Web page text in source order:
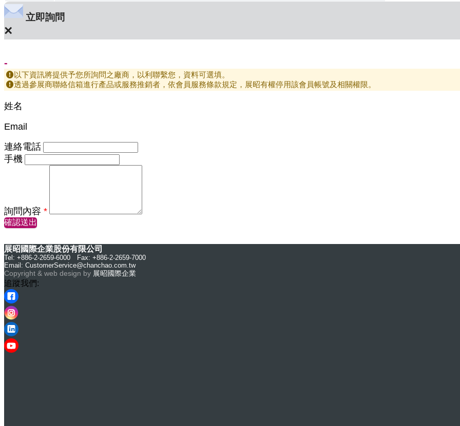
立即詢問
×
-
以下資訊將提供予您所詢問之廠商，以利聯繫您，資料可選填。
透過參展商聯絡信箱進行產品或服務推銷者，依會員服務條款規定，展昭有權停用該會員帳號及相關權限。
姓名
Email
連絡電話
手機
詢問內容 *
確認送出
展昭國際企業股份有限公司
Tel: +886-2-2659-6000 Fax: +886-2-2659-7000
Email: CustomerService@chanchao.com.tw
Copyright & web design by 展昭國際企業
追蹤我們: